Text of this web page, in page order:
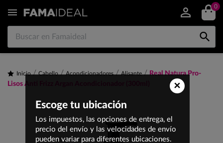
 0

Inicio Cabello Acondicionadores Alisante
Real Natura Pro-
Lisos Anti Frizz Argan Acondicionador (300ml)
×
Escoge tu ubicación
Los impuestos, las opciones de entrega, el
precio del envío y las velocidades de envío
pueden variar para diferentes ubicaciones.